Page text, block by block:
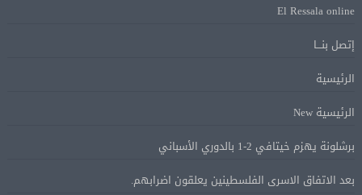
على روسيا لوقف الحرب بأوكرانيا
الإسرائيلية بالقدس.. ويطلق تحركا دوليا لوقفها
قاسية
El Ressala online
إتصل بنـــا
الرئيسية
الرئيسية New
برشلونة يهزم خيتافي 2-1 بالدوري الأسباني
بعد الاتفاق الاسرى الفلسطينين يعلقون اضرابهم.